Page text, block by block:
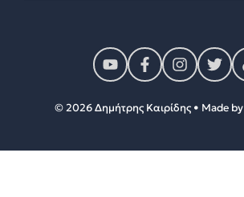
© 2026 Δημήτρης Καιρίδης • Made by